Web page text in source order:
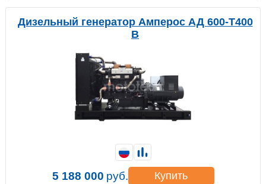
Дизельный генератор Амперос АД 600-Т400
B
5 188 000 руб. Купить